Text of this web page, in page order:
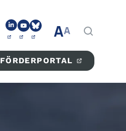
AA
FÖRDERPORTAL